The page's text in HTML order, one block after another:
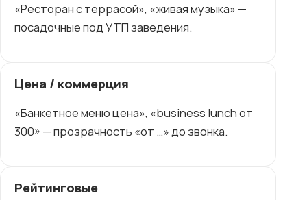
«Ресторан с террасой», «живая музыка» —
посадочные под УТП заведения.
Цена / коммерция
«Банкетное меню цена», «business lunch от
300» — прозрачность «от …» до звонка.
Рейтинговые